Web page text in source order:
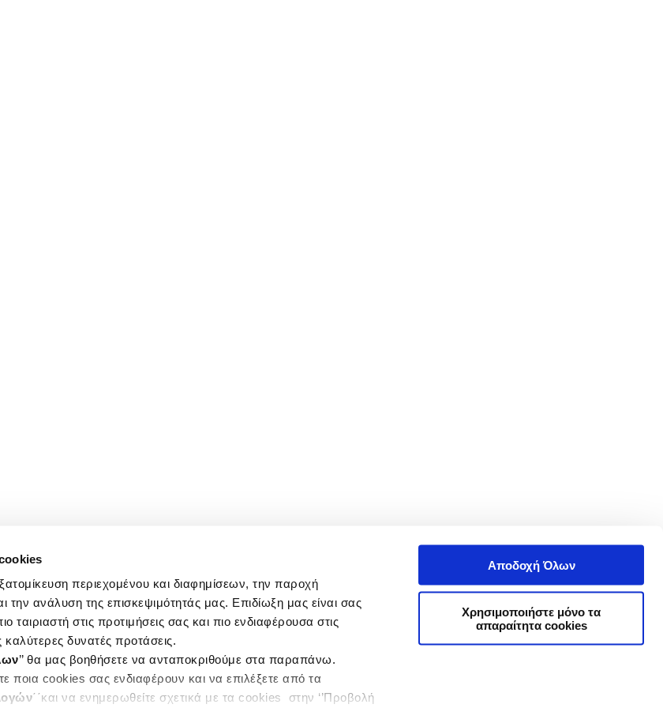
περιεχομένου και διαφημίσεων, την παροχή
την ανάλυση της επισκεψιμότητάς μας. Επιδίωξη μας είναι σας
στις προτιμήσεις σας και πιο ενδιαφέρουσα στις
καλύτερες δυνατές προτάσεις.
’’ θα μας βοηθήσετε να ανταποκριθούμε στα παραπάνω.
ποια cookies σας ενδιαφέρουν και να επιλέξετε από τα
΄΄και να ενημερωθείτε σχετικά με τα cookies στην ‘’Προβολή
Αποδοχή Όλων
Χρησιμοποιήστε μόνο τα
απαραίτητα cookies